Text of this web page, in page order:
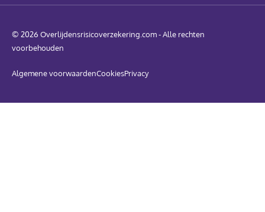
© 2026 Overlijdensrisicoverzekering.com - Alle rechten
voorbehouden
Algemene voorwaardenCookiesPrivacy